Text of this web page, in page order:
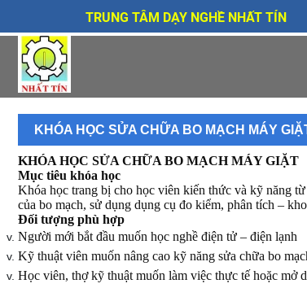
TRUNG TÂM DẠY NGHỀ NHẤT TÍN
KHÓA HỌC SỬA CHỮA BO MẠCH MÁY
KHÓA HỌC SỬA CHỮA BO MẠCH MÁY GIẶT
Mục tiêu khóa học
Khóa học trang bị cho học viên kiến thức và kỹ năng
của bo mạch, sử dụng dụng cụ đo kiểm, phân tích –
Đối tượng phù hợp
Người mới bắt đầu muốn học nghề điện tử – điện lạnh
Kỹ thuật viên muốn nâng cao kỹ năng sửa chữa bo
Học viên, thợ kỹ thuật muốn làm việc thực tế hoặc mở